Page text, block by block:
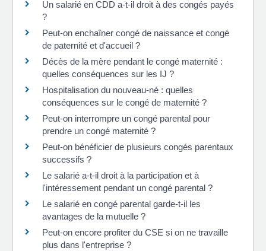
Un salarié en CDD a-t-il droit à des congés payés
?
Peut-on enchaîner congé de naissance et congé
de paternité et d'accueil ?
Décès de la mère pendant le congé maternité :
quelles conséquences sur les IJ ?
Hospitalisation du nouveau-né : quelles
conséquences sur le congé de maternité ?
Peut-on interrompre un congé parental pour
prendre un congé maternité ?
Peut-on bénéficier de plusieurs congés parentaux
successifs ?
Le salarié a-t-il droit à la participation et à
l'intéressement pendant un congé parental ?
Le salarié en congé parental garde-t-il les
avantages de la mutuelle ?
Peut-on encore profiter du CSE si on ne travaille
plus dans l'entreprise ?